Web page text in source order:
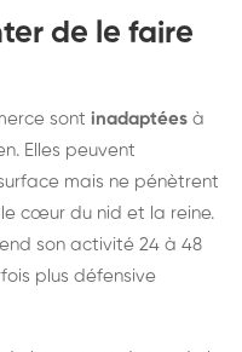
de le faire
sont inadaptées à
Elles peuvent
mais ne pénètrent
cœur du nid et la reine.
son activité 24 à 48
plus défensive